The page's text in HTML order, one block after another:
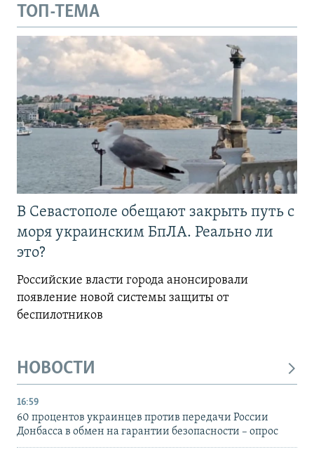
ТОП-ТЕМА
В Севастополе обещают закрыть путь с
моря украинским БпЛА. Реально ли
это?
Российские власти города анонсировали
появление новой системы защиты от
беспилотников
НОВОСТИ
16:59
60 процентов украинцев против передачи России
Донбасса в обмен на гарантии безопасности – опрос